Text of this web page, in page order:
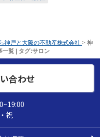
神戸と大阪の不動産株式会社 > 神
一覧 | タグ:サロン
合わせ
祝